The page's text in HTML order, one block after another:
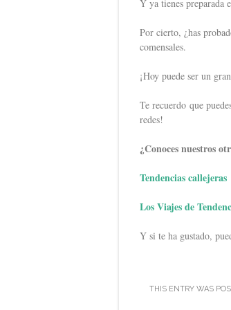
Y ya tienes preparada
Por cierto, ¿has
comensales.
¡Hoy puede ser un
Te recuerdo que
redes!
¿Conoces nuestros
Tendencias callejeras
Los Viajes de
Y si te ha gustado,
THIS ENTRY WAS